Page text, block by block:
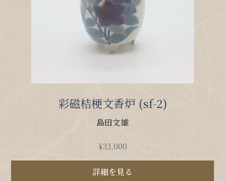
彩磁桔梗文香炉 (sf-2)
島田文雄
¥33,000
詳細を見る